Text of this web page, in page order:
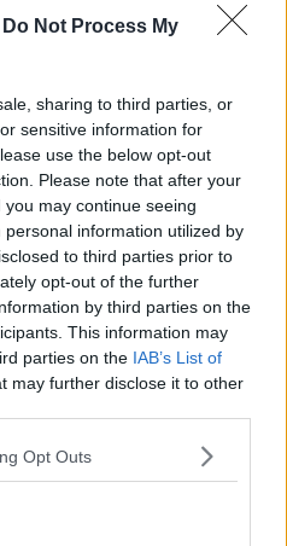
Do Not Process My
sharing to third parties, or
sensitive information for
use the below opt-out
Please note that after your
may continue seeing
information utilized by
to third parties prior to
opt-out of the further
by third parties on the
This information may
parties on the IAB’s List of
may further disclose it to other
Opt Outs
moderna evoluzione tanguera
proliferazione e la loro
discostanti rispetto a quelle
programmati” e ciò
viste ogni qualvolta andiamo
della ronda, l’evitamento di
affollata, la mancata mirada e
conseguenza di un cattivo
praticare ha esiti negativi
mal fermi, equilibrio instabile,
le loro relative specificità
queste differenze che
del clima della milonga.
danni fisici agli altri è un gesto
milongueri i tangueri sono più
a ballare.